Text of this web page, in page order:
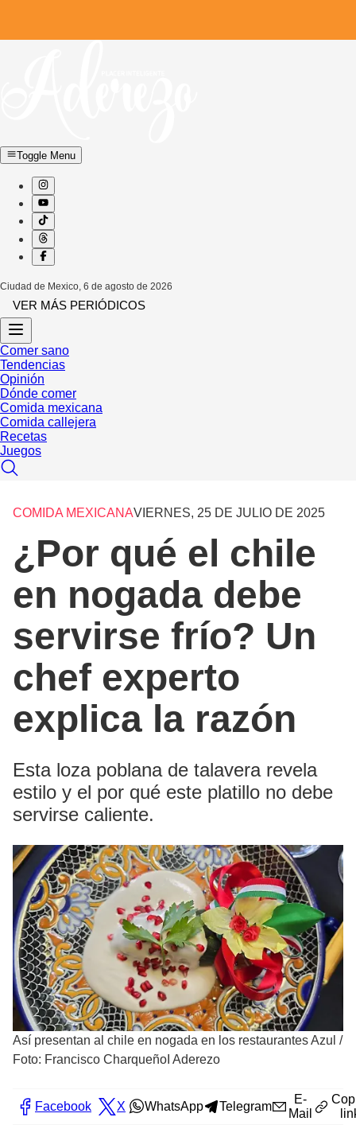
Toggle Menu
Ciudad de Mexico, 6 de agosto de 2026
VER MÁS PERIÓDICOS
Comer sano
Tendencias
Opinión
Dónde comer
Comida mexicana
Comida callejera
Recetas
Juegos
COMIDA MEXICANAVIERNES, 25 DE JULIO DE 2025
¿Por qué el chile
en nogada debe
servirse frío? Un
chef experto
explica la razón
Esta loza poblana de talavera revela
estilo y el por qué este platillo no debe
servirse caliente.
Así presentan al chile en nogada en los restaurantes Azul /
Foto: Francisco CharqueñoI Aderezo
Facebook X WhatsApp Telegram
E-
Mail